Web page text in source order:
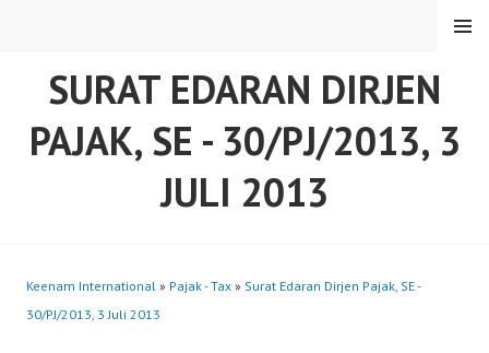
SURAT EDARAN DIRJEN
PAJAK, SE - 30/PJ/2013, 3
JULI 2013
MENU
Keenam International » Pajak - Tax » Surat Edaran Dirjen Pajak, SE -
30/PJ/2013, 3 Juli 2013